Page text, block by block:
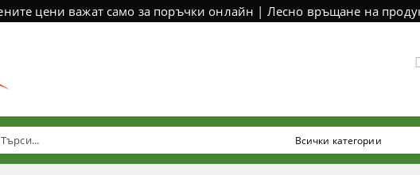
цени важат само за поръчки онлайн | Лесно връщане на